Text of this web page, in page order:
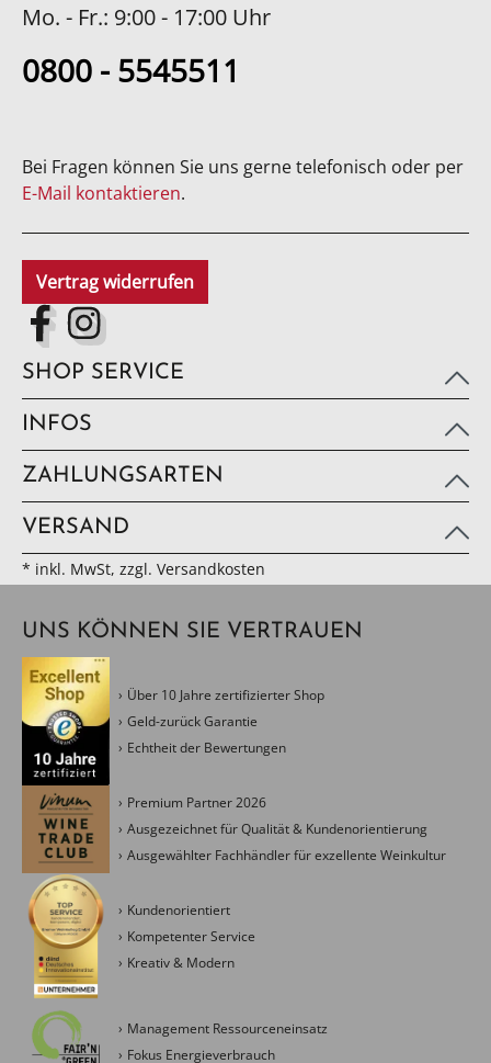
Mo. - Fr.: 9:00 - 17:00 Uhr
0800 - 5545511
Bei Fragen können Sie uns gerne telefonisch oder per
E-Mail kontaktieren.
Vertrag widerrufen
SHOP SERVICE
INFOS
ZAHLUNGSARTEN
VERSAND
* inkl. MwSt, zzgl. Versandkosten
UNS KÖNNEN SIE VERTRAUEN
Über 10 Jahre zertifizierter Shop
Geld-zurück Garantie
Echtheit der Bewertungen
Premium Partner 2026
Ausgezeichnet für Qualität & Kundenorientierung
Ausgewählter Fachhändler für exzellente Weinkultur
Kundenorientiert
Kompetenter Service
Kreativ & Modern
Management Ressourceneinsatz
Fokus Energieverbrauch